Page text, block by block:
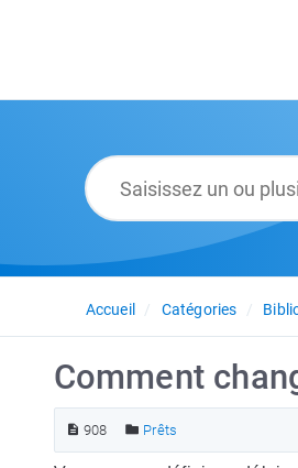
Accueil Catégories
Comment
908 Prêts